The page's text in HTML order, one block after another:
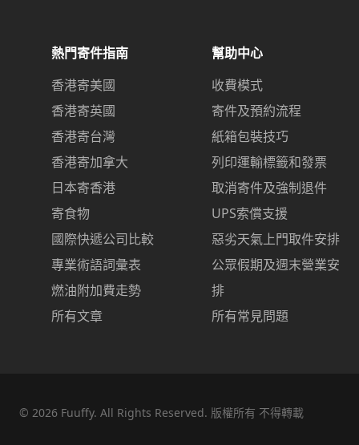
熱門寄件指南
香港寄美國
香港寄英國
香港寄台灣
香港寄加拿大
日本寄香港
寄食物
國際快遞公司比較
專業術語詞彙表
燃油附加費走勢
所有文章
幫助中心
收費模式
寄件及預約流程
紙箱包裝技巧
列印運輸標籤和發票
取消寄件及強制退件
UPS索償支援
惡劣天氣上門取件安排
公眾假期及週末營業安
排
所有常見問題
© 2026 Fuuffy. All Rights Reserved. 版權所有 不得轉載